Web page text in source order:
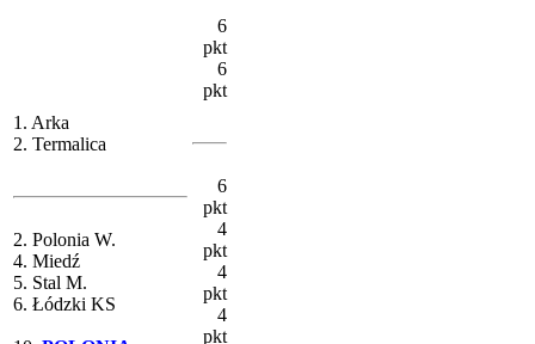
1. Arka
2. Termalica
2. Polonia W.
4. Miedź
5. Stal M.
6. Łódzki KS
6
pkt
6
pkt
6
pkt
4
pkt
4
pkt
4
pkt